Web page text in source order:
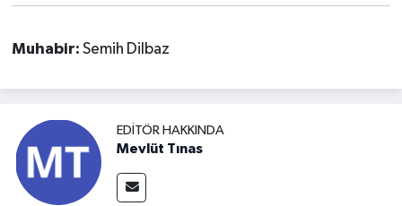
Muhabir: Semih Dilbaz
EDITÖR HAKKINDA
Mevlüt Tınas